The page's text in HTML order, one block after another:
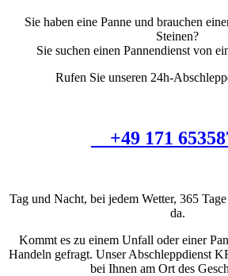
Sie haben eine Panne und brauchen
Steinen?
Sie suchen einen Pannendienst von
Rufen Sie unseren 24h-
+49 171
Tag und Nacht, bei jedem Wetter, 365
da.
Kommt es zu einem Unfall oder einer
Handeln gefragt. Unser Abschleppdienst
bei Ihnen am Ort des